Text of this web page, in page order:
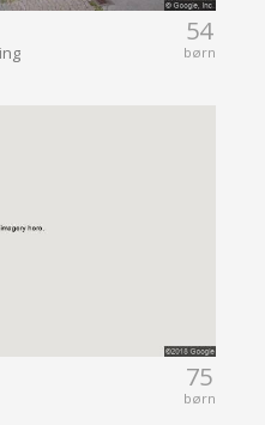
54
børn
75
børn